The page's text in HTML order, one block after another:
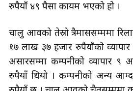
रुपैयाँ ४९ पैसा कायम भएको हो ।
चालु आवको तेस्रो त्रैमाससम्ममा
१७ लाख ३७ हजार रुपैयाँको
असारसम्मा कम्पनीको व्यापार ९
रुपैयाँ थियो । कम्पनीको अन्य